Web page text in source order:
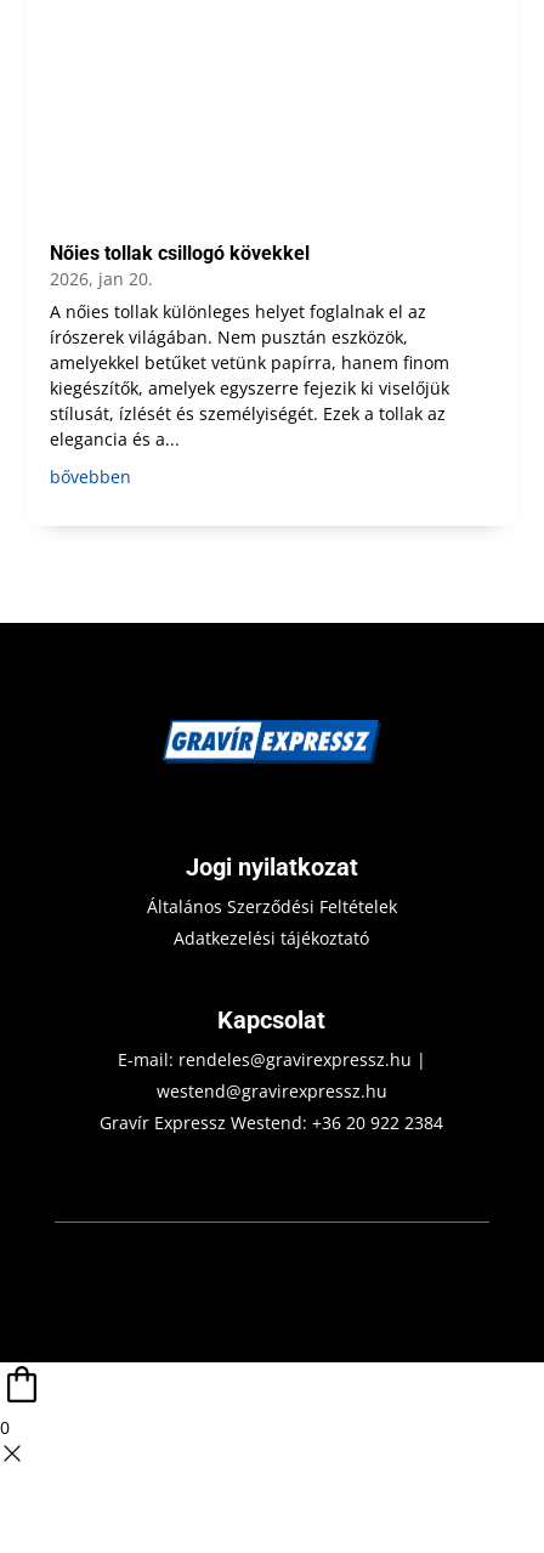
Nőies tollak csillogó kövekkel
2026, jan 20.
A nőies tollak különleges helyet foglalnak el az
írószerek világában. Nem pusztán eszközök,
amelyekkel betűket vetünk papírra, hanem finom
kiegészítők, amelyek egyszerre fejezik ki viselőjük
stílusát, ízlését és személyiségét. Ezek a tollak az
elegancia és a...
bővebben
Jogi nyilatkozat
Általános Szerződési Feltételek
Adatkezelési tájékoztató
Kapcsolat
E-mail: rendeles@gravirexpressz.hu |
westend@gravirexpressz.hu
Gravír Expressz Westend:+36 20 922 2384
0